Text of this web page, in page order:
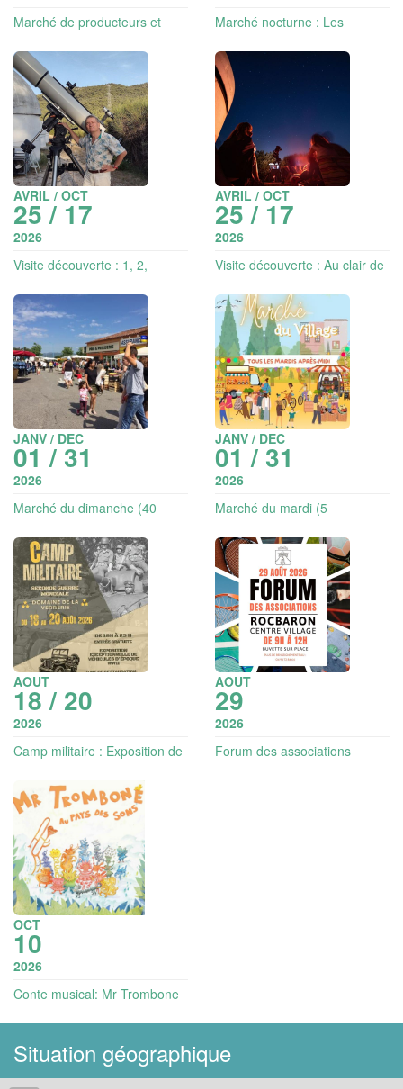
Marché de producteurs et
Marché nocturne : Les
AVRIL / OCT
25 / 17
2026
Visite découverte : 1, 2,
AVRIL / OCT
25 / 17
2026
Visite découverte : Au clair de
Provence
JANV / DEC
01 / 31
2026
Marché du dimanche (40
JANV / DEC
01 / 31
2026
Marché du mardi (5
AOUT
18 / 20
2026
Camp militaire : Exposition de
AOUT
29
2026
Forum des associations
OCT
10
2026
Conte musical: Mr Trombone
10 ans)
Situation géographique